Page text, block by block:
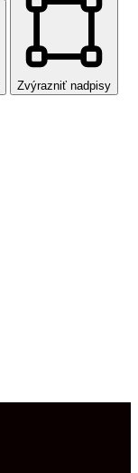
Zvýrazniť nadpisy